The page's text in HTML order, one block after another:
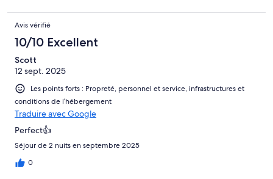
Avis vérifié
10/10 Excellent
Scott
12 sept. 2025
Les points forts : Propreté, personnel et service, infrastructures et
conditions de l’hébergement
Traduire avec Google
Perfect👍
Séjour de 2 nuits en septembre 2025
0